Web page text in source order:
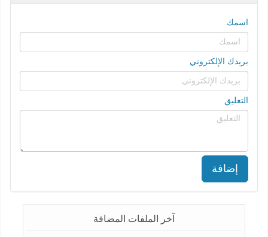
اسمك
بريدك الإلكتروني
التعليق
إضافة
آخر الملفات المضافة